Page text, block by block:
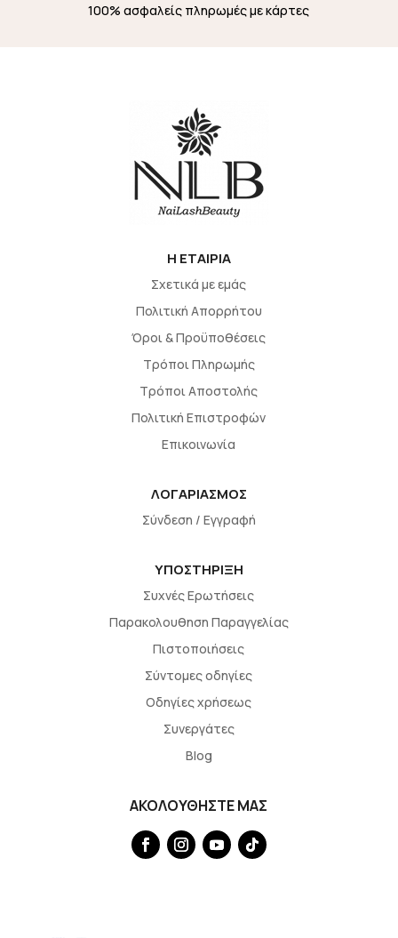
100% ασφαλείς πληρωμές με κάρτες
H EΤΑΙΡΙΑ
Σχετικά με εμάς
Πολιτική Απορρήτου
Όροι & Προϋποθέσεις
Τρόποι Πληρωμής
Τρόποι Αποστολής
Πολιτική Επιστροφών
Επικοινωνία
ΛΟΓΑΡΙΑΣΜΟΣ
Σύνδεση / Εγγραφή
ΥΠΟΣΤΗΡΙΞΗ
Συχνές Ερωτήσεις
Παρακολουθηση Παραγγελίας
Πιστοποιήσεις
Σύντομες οδηγίες
Οδηγίες χρήσεως
Συνεργάτες
Blog
ΑΚΟΛΟΥΘΗΣΤΕ ΜΑΣ